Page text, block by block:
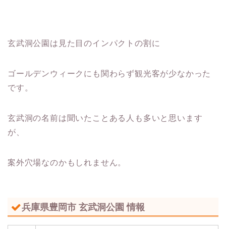
玄武洞公園は見た目のインパクトの割に
ゴールデンウィークにも関わらず観光客が少なかった
です。
玄武洞の名前は聞いたことある人も多いと思います
が、
案外穴場なのかもしれません。
兵庫県豊岡市 玄武洞公園 情報